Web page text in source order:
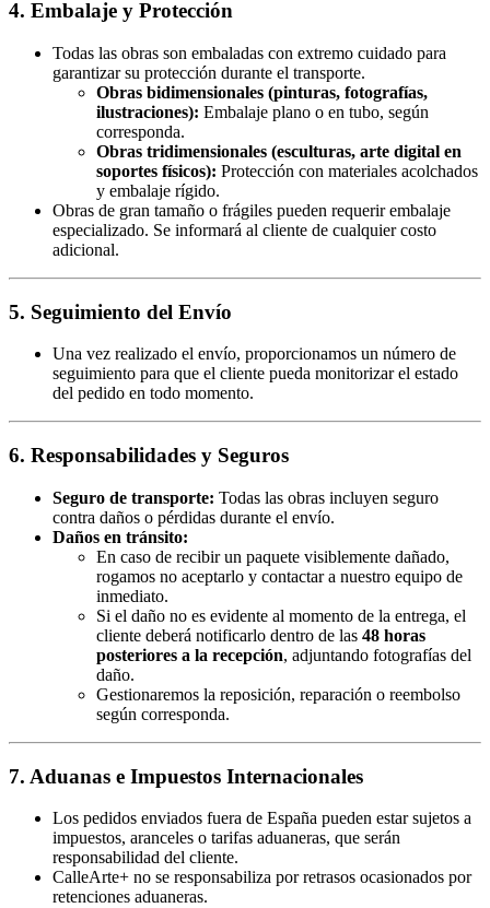
4. Embalaje y Protección
Todas las obras son embaladas con extremo cuidado para
garantizar su protección durante el transporte.
Obras bidimensionales (pinturas, fotografías,
ilustraciones): Embalaje plano o en tubo, según
corresponda.
Obras tridimensionales (esculturas, arte digital en
soportes físicos): Protección con materiales acolchados
y embalaje rígido.
Obras de gran tamaño o frágiles pueden requerir embalaje
especializado. Se informará al cliente de cualquier costo
adicional.
5. Seguimiento del Envío
Una vez realizado el envío, proporcionamos un número de
seguimiento para que el cliente pueda monitorizar el estado
del pedido en todo momento.
6. Responsabilidades y Seguros
Seguro de transporte: Todas las obras incluyen seguro
contra daños o pérdidas durante el envío.
Daños en tránsito:
En caso de recibir un paquete visiblemente dañado,
rogamos no aceptarlo y contactar a nuestro equipo de
inmediato.
Si el daño no es evidente al momento de la entrega, el
cliente deberá notificarlo dentro de las 48 horas
posteriores a la recepción, adjuntando fotografías del
daño.
Gestionaremos la reposición, reparación o reembolso
según corresponda.
7. Aduanas e Impuestos Internacionales
Los pedidos enviados fuera de España pueden estar sujetos a
impuestos, aranceles o tarifas aduaneras, que serán
responsabilidad del cliente.
CalleArte+ no se responsabiliza por retrasos ocasionados por
retenciones aduaneras.